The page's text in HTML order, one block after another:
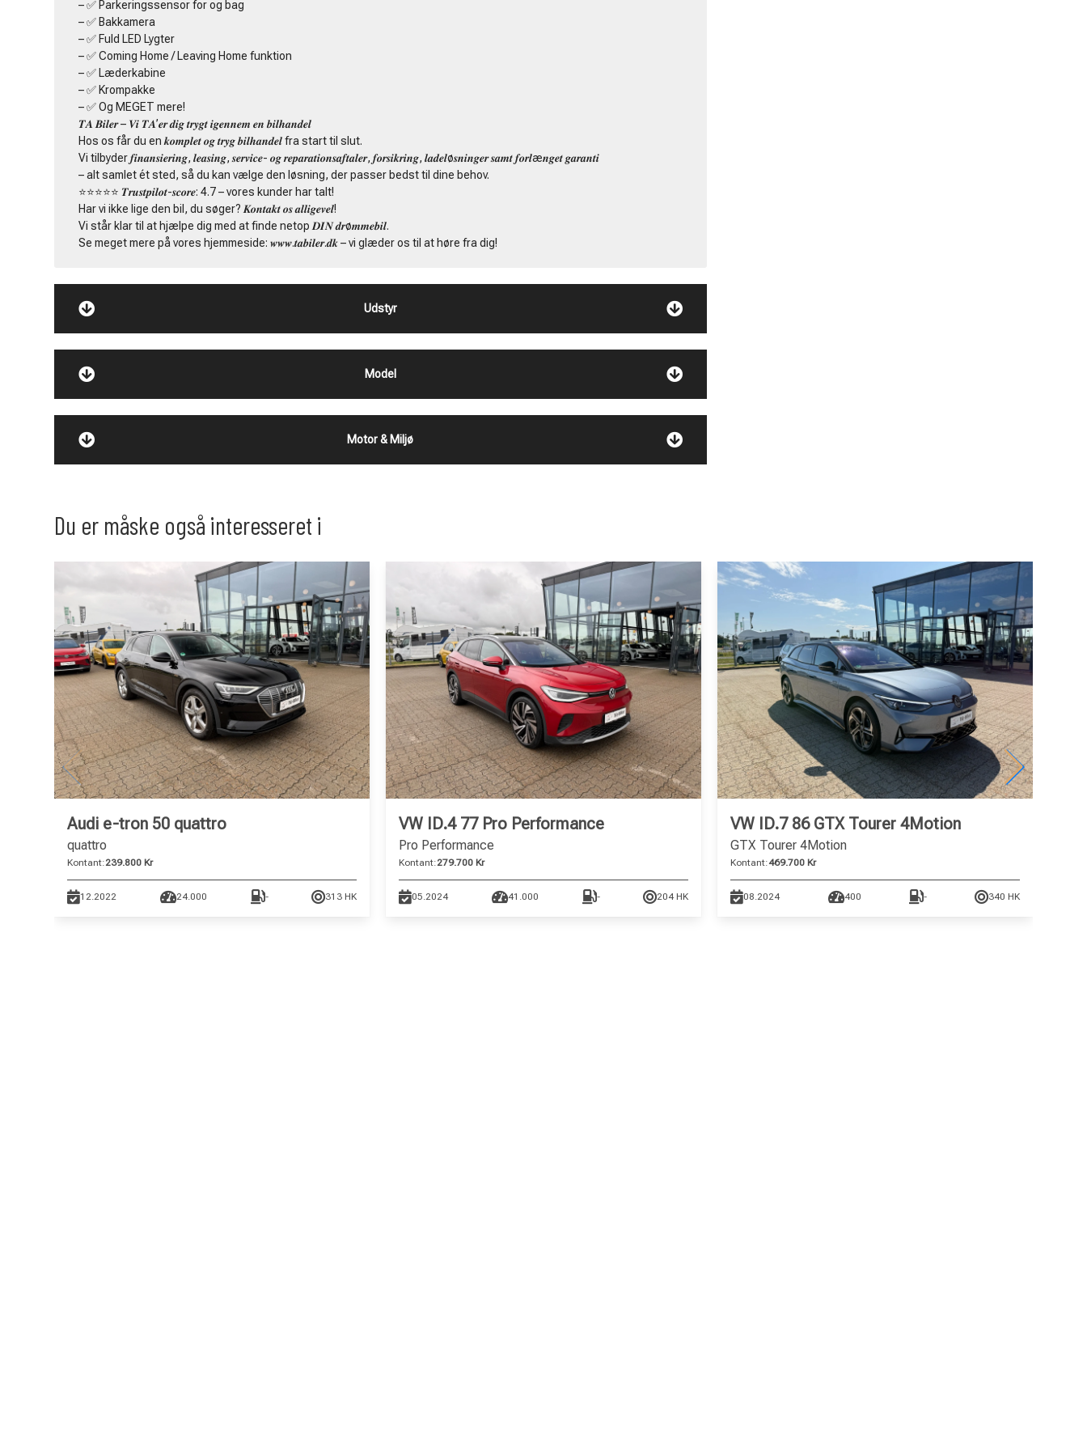
– ✅ Parkeringssensor for og bag
– ✅ Bakkamera
– ✅ Fuld LED Lygter
– ✅ Coming Home / Leaving Home funktion
– ✅ Læderkabine
– ✅ Krompakke
– ✅ Og MEGET mere!
𝑻𝑨 𝑩𝒊𝒍𝒆𝒓 – 𝑽𝒊 𝑻𝑨’𝒆𝒓 𝒅𝒊𝒈 𝒕𝒓𝒚𝒈𝒕 𝒊𝒈𝒆𝒏𝒏𝒆𝒎 𝒆𝒏 𝒃𝒊𝒍𝒉𝒂𝒏𝒅𝒆𝒍
Hos os får du en 𝒌𝒐𝒎𝒑𝒍𝒆𝒕 𝒐𝒈 𝒕𝒓𝒚𝒈 𝒃𝒊𝒍𝒉𝒂𝒏𝒅𝒆𝒍 fra start til slut.
Vi tilbyder 𝒇𝒊𝒏𝒂𝒏𝒔𝒊𝒆𝒓𝒊𝒏𝒈, 𝒍𝒆𝒂𝒔𝒊𝒏𝒈, 𝒔𝒆𝒓𝒗𝒊𝒄𝒆- 𝒐𝒈 𝒓𝒆𝒑𝒂𝒓𝒂𝒕𝒊𝒐𝒏𝒔𝒂𝒇𝒕𝒂𝒍𝒆𝒓, 𝒇𝒐𝒓𝒔𝒊𝒌𝒓𝒊𝒏𝒈, 𝒍𝒂𝒅𝒆𝒍ø𝒔𝒏𝒊𝒏𝒈𝒆𝒓 𝒔𝒂𝒎𝒕 𝒇𝒐𝒓𝒍æ𝒏𝒈𝒆𝒕 𝒈𝒂𝒓𝒂𝒏𝒕𝒊
– alt samlet ét sted, så du kan vælge den løsning, der passer bedst til dine behov.
⭐️⭐️⭐️⭐️⭐️ 𝑻𝒓𝒖𝒔𝒕𝒑𝒊𝒍𝒐𝒕-𝒔𝒄𝒐𝒓𝒆: 4.7 – vores kunder har talt!
Har vi ikke lige den bil, du søger? 𝑲𝒐𝒏𝒕𝒂𝒌𝒕 𝒐𝒔 𝒂𝒍𝒍𝒊𝒈𝒆𝒗𝒆𝒍!
Vi står klar til at hjælpe dig med at finde netop 𝑫𝑰𝑵 𝒅𝒓ø𝒎𝒎𝒆𝒃𝒊𝒍.
Se meget mere på vores hjemmeside: 𝒘𝒘𝒘.𝒕𝒂𝒃𝒊𝒍𝒆𝒓.𝒅𝒌 – vi glæder os til at høre fra dig!
Udstyr
Model
Motor & Miljø
Du er måske også interesseret i
Audi e-tron 50 quattro
quattro
Kontant:239.800 Kr
12.2022 24.000 - 313 HK
VW ID.4 77 Pro Performance
Pro Performance
Kontant:279.700 Kr
05.2024 41.000 - 204 HK
VW ID.7 86 GTX Tourer 4Motion
GTX Tourer 4Motion
Kontant:469.700 Kr
08.2024 400 - 340 HK